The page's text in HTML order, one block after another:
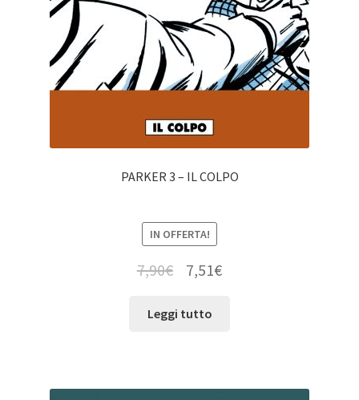
PARKER 3 – IL COLPO
IN OFFERTA!
7,90€ 7,51€
Leggi tutto